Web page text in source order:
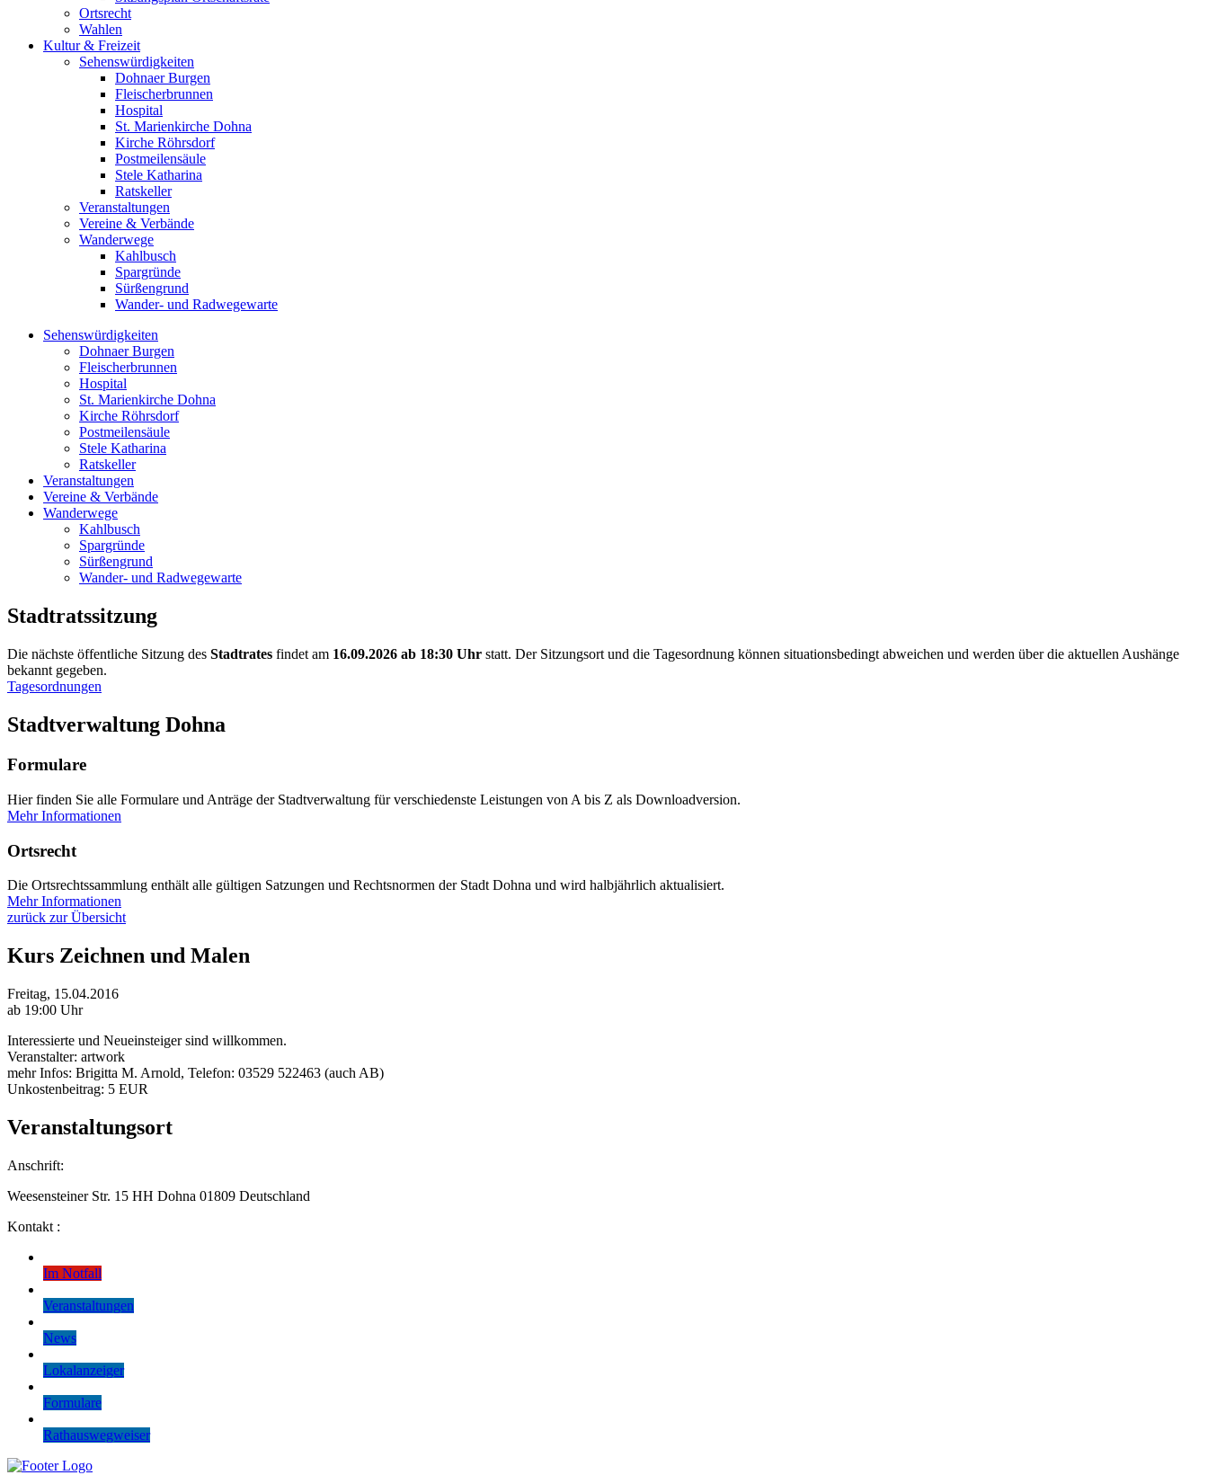
Ortsrecht
Wahlen
Kultur & Freizeit
Sehenswürdigkeiten
Dohnaer Burgen
Fleischerbrunnen
Hospital
St. Marienkirche Dohna
Kirche Röhrsdorf
Postmeilensäule
Stele Katharina
Ratskeller
Veranstaltungen
Vereine & Verbände
Wanderwege
Kahlbusch
Spargründe
Sürßengrund
Wander- und Radwegewarte
Sehenswürdigkeiten
Dohnaer Burgen
Fleischerbrunnen
Hospital
St. Marienkirche Dohna
Kirche Röhrsdorf
Postmeilensäule
Stele Katharina
Ratskeller
Veranstaltungen
Vereine & Verbände
Wanderwege
Kahlbusch
Spargründe
Sürßengrund
Wander- und Radwegewarte
Stadtratssitzung
Die nächste öffentliche Sitzung des Stadtrates findet am 16.09.2026 ab 18:30 Uhr statt. Der Sitzungsort und die Tagesordnung können situationsbedingt abweichen und werden über die aktuellen Aushänge
bekannt gegeben.
Tagesordnungen
Stadtverwaltung Dohna
Formulare
Hier finden Sie alle Formulare und Anträge der Stadtverwaltung für verschiedenste Leistungen von A bis Z als Downloadversion.
Mehr Informationen
Ortsrecht
Die Ortsrechtssammlung enthält alle gültigen Satzungen und Rechtsnormen der Stadt Dohna und wird halbjährlich aktualisiert.
Mehr Informationen
zurück zur Übersicht
Kurs Zeichnen und Malen
Freitag, 15.04.2016
ab 19:00 Uhr
Interessierte und Neueinsteiger sind willkommen.
Veranstalter: artwork
mehr Infos: Brigitta M. Arnold, Telefon: 03529 522463 (auch AB)
Unkostenbeitrag: 5 EUR
Veranstaltungsort
Anschrift:
Weesensteiner Str. 15 HH Dohna 01809 Deutschland
Kontakt :
Im Notfall
Veranstaltungen
News
Lokalanzeiger
Formulare
Rathauswegweiser